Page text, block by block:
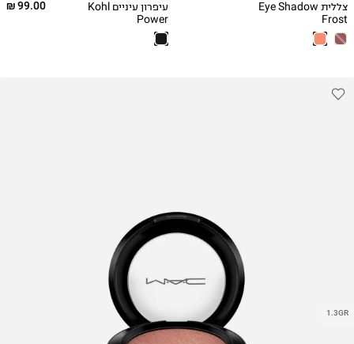
צללית Eye Shadow
Frost
99.00 ₪
עיפרון עיניים Kohl
Power
1.3GR